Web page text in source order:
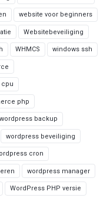
website voor beginners
Websitebeveiliging
WHMCS windows ssh
php
wordpress backup
wordpress beveiliging
cron
wordpress manager
WordPress PHP versie